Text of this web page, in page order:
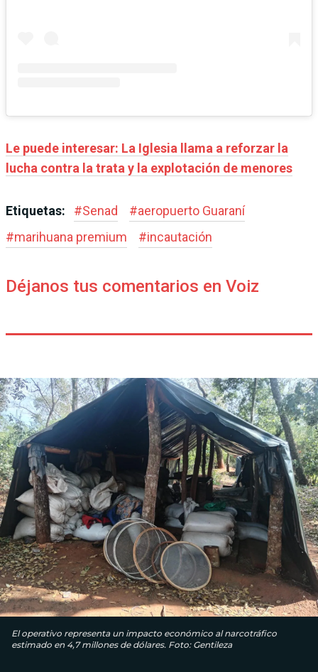
Le puede interesar: La Iglesia llama a reforzar la
lucha contra la trata y la explotación de menores
Etiquetas: #Senad #aeropuerto Guaraní
#marihuana premium #incautación
Déjanos tus comentarios en Voiz
El operativo representa un impacto económico al narcotráfico
estimado en 4,7 millones de dólares. Foto: Gentileza